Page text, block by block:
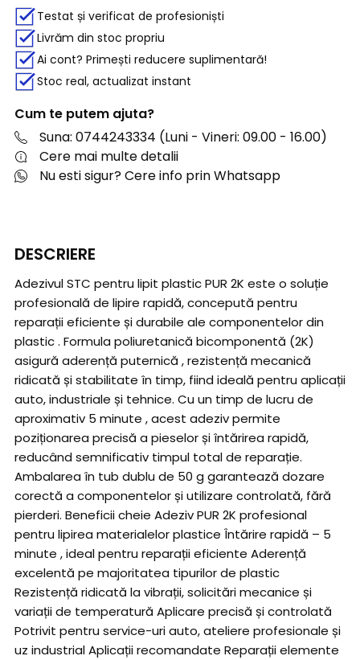
Testat și verificat de profesioniști
Livrăm din stoc propriu
Ai cont? Primești reducere suplimentară!
Stoc real, actualizat instant
Cum te putem ajuta?
Suna: 0744243334 (Luni - Vineri: 09.00 - 16.00)
Cere mai multe detalii
Nu esti sigur? Cere info prin Whatsapp
DESCRIERE
Adezivul STC pentru lipit plastic PUR 2K este o soluție
profesională de lipire rapidă, concepută pentru
reparații eficiente și durabile ale componentelor din
plastic . Formula poliuretanică bicomponentă (2K)
asigură aderență puternică , rezistență mecanică
ridicată și stabilitate în timp, fiind ideală pentru aplicații
auto, industriale și tehnice. Cu un timp de lucru de
aproximativ 5 minute , acest adeziv permite
poziționarea precisă a pieselor și întărirea rapidă,
reducând semnificativ timpul total de reparație.
Ambalarea în tub dublu de 50 g garantează dozare
corectă a componentelor și utilizare controlată, fără
pierderi. Beneficii cheie Adeziv PUR 2K profesional
pentru lipirea materialelor plastice Întărire rapidă – 5
minute , ideal pentru reparații eficiente Aderență
excelentă pe majoritatea tipurilor de plastic
Rezistență ridicată la vibrații, solicitări mecanice și
variații de temperatură Aplicare precisă și controlată
Potrivit pentru service-uri auto, ateliere profesionale și
uz industrial Aplicații recomandate Reparații elemente